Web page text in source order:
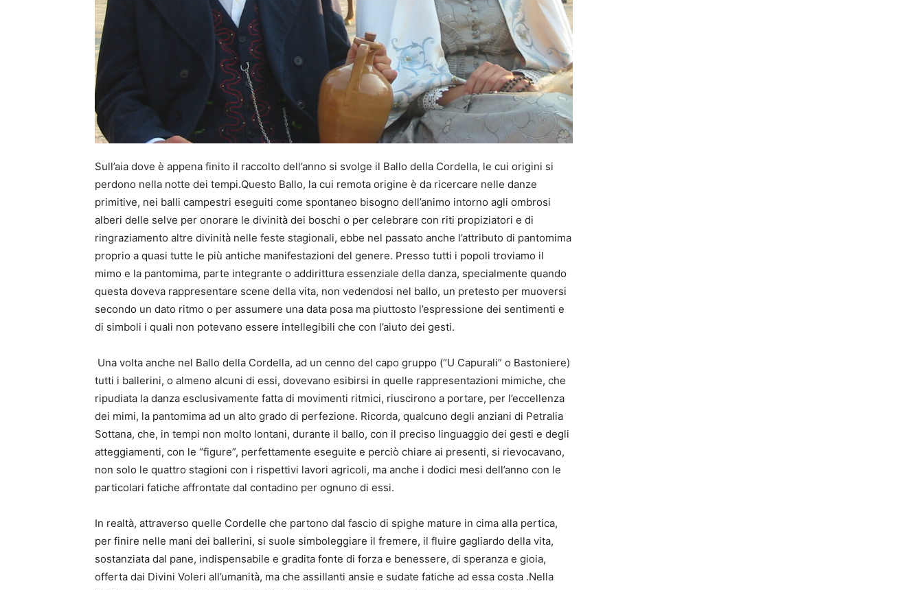
Sull’aia dove è appena finito il raccolto dell’anno si svolge il Ballo della Cordella, le cui origini si
perdono nella notte dei tempi.Questo Ballo, la cui remota origine è da ricercare nelle danze
primitive, nei balli campestri eseguiti come spontaneo bisogno dell’animo intorno agli ombrosi
alberi delle selve per onorare le divinità dei boschi o per celebrare con riti propiziatori e di
ringraziamento altre divinità nelle feste stagionali, ebbe nel passato anche l’attributo di pantomima
proprio a quasi tutte le più antiche manifestazioni del genere. Presso tutti i popoli troviamo il
mimo e la pantomima, parte integrante o addirittura essenziale della danza, specialmente quando
questa doveva rappresentare scene della vita, non vedendosi nel ballo, un pretesto per muoversi
secondo un dato ritmo o per assumere una data posa ma piuttosto l’espressione dei sentimenti e
di simboli i quali non potevano essere intellegibili che con l’aiuto dei gesti.
Una volta anche nel Ballo della Cordella, ad un cenno del capo gruppo (“U Capurali” o Bastoniere)
tutti i ballerini, o almeno alcuni di essi, dovevano esibirsi in quelle rappresentazioni mimiche, che
ripudiata la danza esclusivamente fatta di movimenti ritmici, riuscirono a portare, per l’eccellenza
dei mimi, la pantomima ad un alto grado di perfezione. Ricorda, qualcuno degli anziani di Petralia
Sottana, che, in tempi non molto lontani, durante il ballo, con il preciso linguaggio dei gesti e degli
atteggiamenti, con le “figure”, perfettamente eseguite e perciò chiare ai presenti, si rievocavano,
non solo le quattro stagioni con i rispettivi lavori agricoli, ma anche i dodici mesi dell’anno con le
particolari fatiche affrontate dal contadino per ognuno di essi.
In realtà, attraverso quelle Cordelle che partono dal fascio di spighe mature in cima alla pertica,
per finire nelle mani dei ballerini, si suole simboleggiare il fremere, il fluire gagliardo della vita,
sostanziata dal pane, indispensabile e gradita fonte di forza e benessere, di speranza e gioia,
offerta dai Divini Voleri all’umanità, ma che assillanti ansie e sudate fatiche ad essa costa .Nella